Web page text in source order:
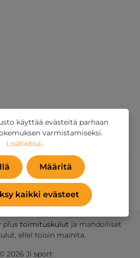
.
© 2026 Ji sport
plus toimituskulut ja mahdolliset
ellei toisin mainita.
käyttää evästeitä parhaan
varmistamiseksi.
Lisätietoa...
Määritä
kaikki evästeet